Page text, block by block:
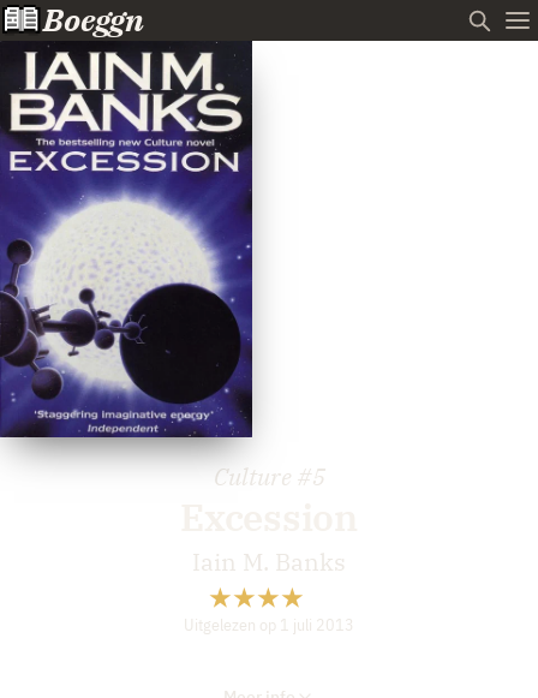
Boeggn
Uitgelezen op 1 juli 2013
Culture #5
Iain M. Banks